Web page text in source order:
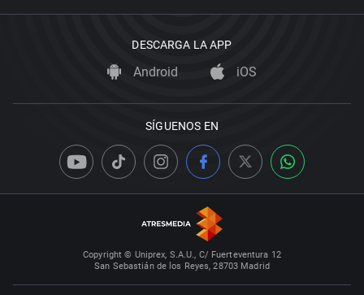
DESCARGA LA APP
Android iOS
SÍGUENOS EN
Copyright © Uniprex, S.A.U., C/ Fuerteventura 12
San Sebastián de los Reyes, 28703 Madrid